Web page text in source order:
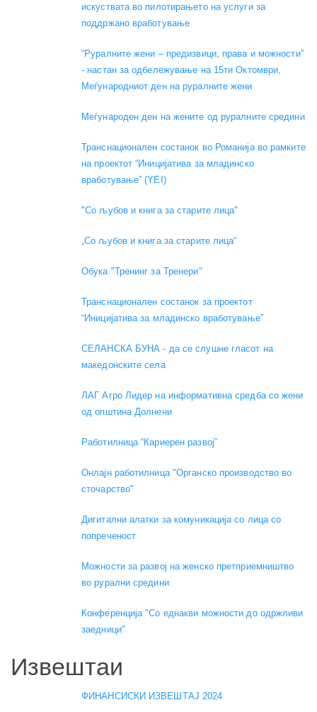
искуствата во пилотирањето на услуги за
поддржано вработување
“Руралните жени – предизвици, права и можности”
- настан за одбележување на 15ти Октомври,
Меѓународниот ден на руралните жени
Меѓународен ден на жените од руралните средини
Транснационален состанок во Романија во рамките
на проектот “Иницијатива за младинско
вработување” (YEI)
"Со љубов и книга за старите лица"
„Со љубов и книга за старите лица“
Обука "Тренинг за Тренери"
Транснационален состанок за проектот
“Иницијатива за младинско вработување”
СЕЛАНСКА БУНА - да се слушне гласот на
македонските села
ЛАГ Агро Лидер на информативна средба со жени
од општина Долнени
Работилница “Кариерен развој”
Онлајн работилница "Органско производство во
сточарство"
Дигитални алатки за комуникација со лица со
попреченост
Можности за развој на женско претприемништво
во рурални средини
Конференција "Со еднакви можности до одржливи
заедници"
Извештаи
ФИНАНСИСКИ ИЗВЕШТАЈ 2024